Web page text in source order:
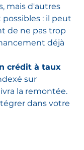
mais d'autres
possibles : il peut
de ne pas trop
déjà
crédit à taux
sur
la remontée.
dans votre